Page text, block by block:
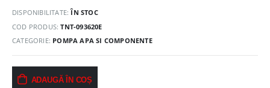
DISPONIBILITATE:ÎN STOC
COD PRODUS:TNT-093620E
CATEGORIE: POMPA APA SI COMPONENTE
ADAUGĂ ÎN COȘ